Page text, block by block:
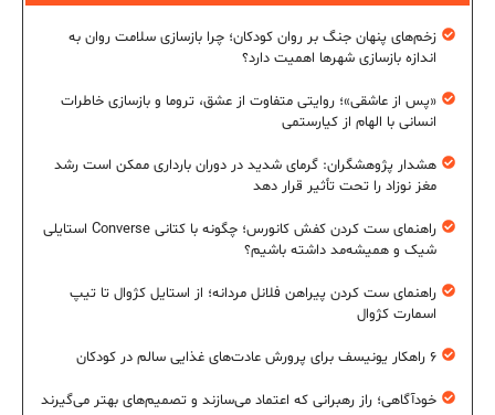
زخم‌های پنهان جنگ بر روان کودکان؛ چرا بازسازی سلامت روان به
اندازه بازسازی شهرها اهمیت دارد؟
«پس از عاشقی»؛ روایتی متفاوت از عشق، تروما و بازسازی خاطرات
انسانی با الهام از کیارستمی
هشدار پژوهشگران: گرمای شدید در دوران بارداری ممکن است رشد
مغز نوزاد را تحت تأثیر قرار دهد
راهنمای ست کردن کفش کانورس؛ چگونه با کتانی Converse استایلی
شیک و همیشه‌مد داشته باشیم؟
راهنمای ست کردن پیراهن فلانل مردانه؛ از استایل کژوال تا تیپ
اسمارت کژوال
۶ راهکار یونیسف برای پرورش عادت‌های غذایی سالم در کودکان
خودآگاهی؛ راز رهبرانی که اعتماد می‌سازند و تصمیم‌های بهتر می‌گیرند